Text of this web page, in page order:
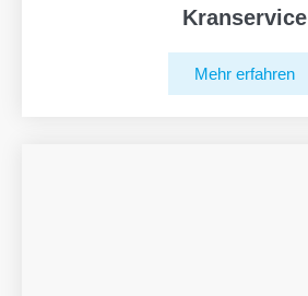
Kranservice
Mehr erfahren